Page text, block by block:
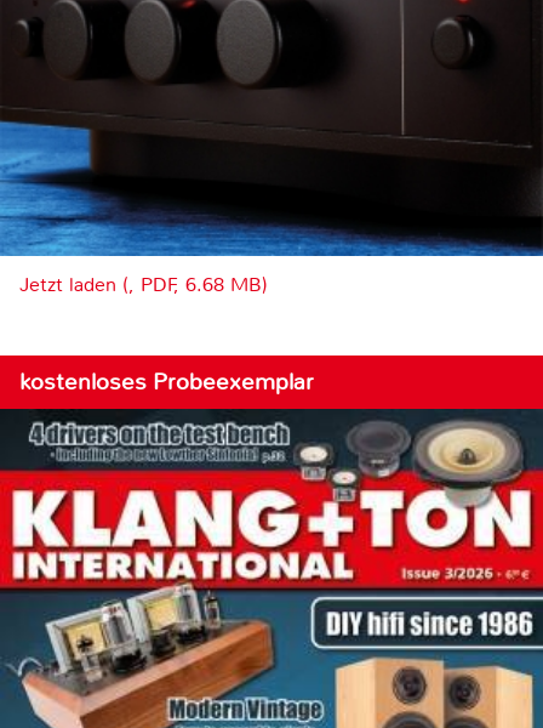
Jetzt laden (, PDF, 6.68 MB)
kostenloses Probeexemplar